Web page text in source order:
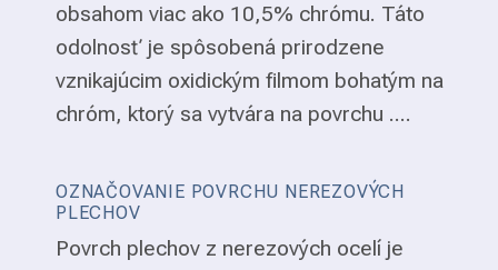
obsahom viac ako 10,5% chrómu. Táto
odolnosť je spôsobená prirodzene
vznikajúcim oxidickým filmom bohatým na
chróm, ktorý sa vytvára na povrchu ....
OZNAČOVANIE POVRCHU NEREZOVÝCH
PLECHOV
Povrch plechov z nerezových ocelí je